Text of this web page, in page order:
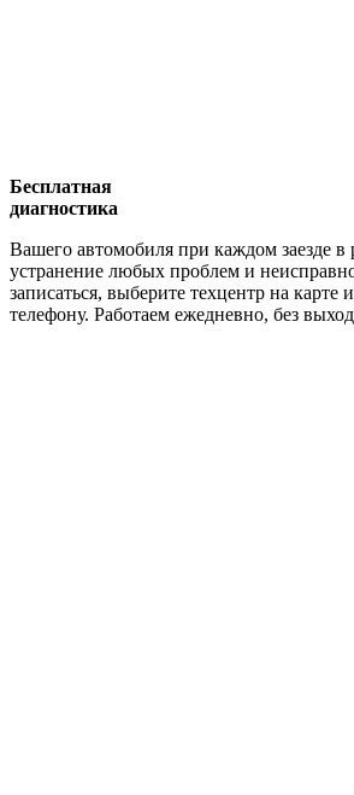
Бесплатная
диагностика
Вашего автомобиля при каждом заезде в
устранение любых проблем и
записаться, выберите техцентр на карте
телефону. Работаем ежедневно, без